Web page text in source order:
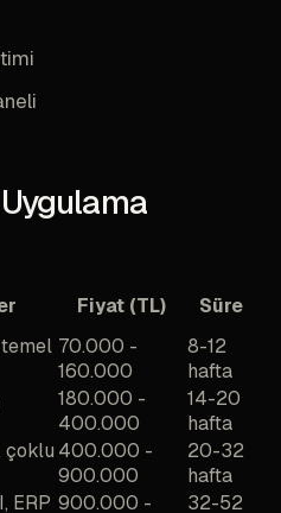
Fiyat (TL) Süre
70.000 -
160.000
8-12
hafta
180.000 -
400.000
14-20
hafta
çoklu 400.000 -
900.000
20-32
hafta
ERP 900.000 -
32-52